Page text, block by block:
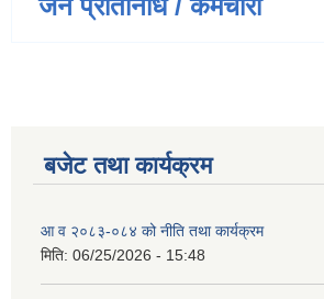
जन प्रतिनिधि / कर्मचारी
बजेट तथा कार्यक्रम
आ व २०८३-०८४ को नीति तथा कार्यक्रम
मिति: 06/25/2026 - 15:48